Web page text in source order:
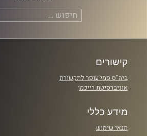
חיפוש:
קישורים
ביה"ס סמי עופר לתקשורת
אוניברסיטת רייכמן
מידע כללי
תנאי שימוש